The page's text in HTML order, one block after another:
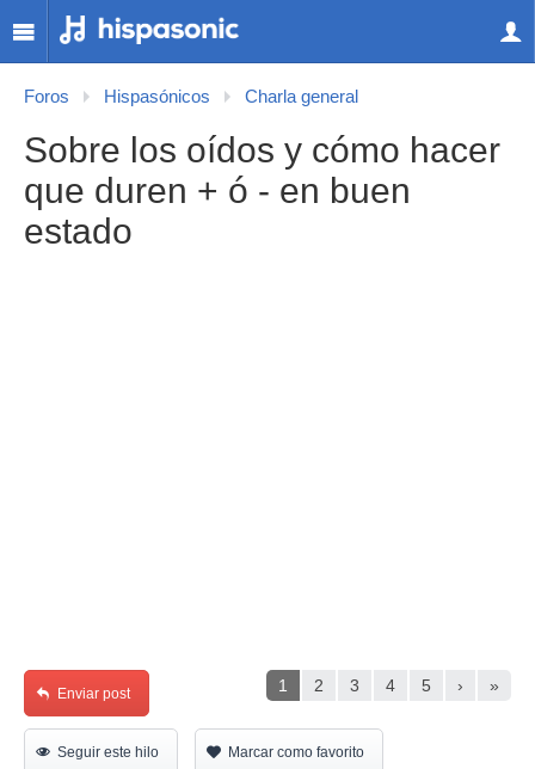
Foros Hispasónicos Charla general
Sobre los oídos y cómo hacer
que duren + ó - en buen
estado
1 2 3 4 5 › »
Enviar post
Seguir este hilo Marcar como favorito